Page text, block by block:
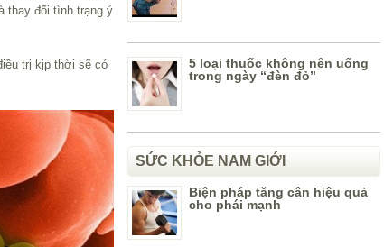
thay đổi tình trạng ý
trị kịp thời sẽ có
5 loại thuốc không nên uống
trong ngày “đèn đỏ”
SỨC KHỎE NAM GIỚI
Biện pháp tăng cân hiệu quả
cho phái mạnh